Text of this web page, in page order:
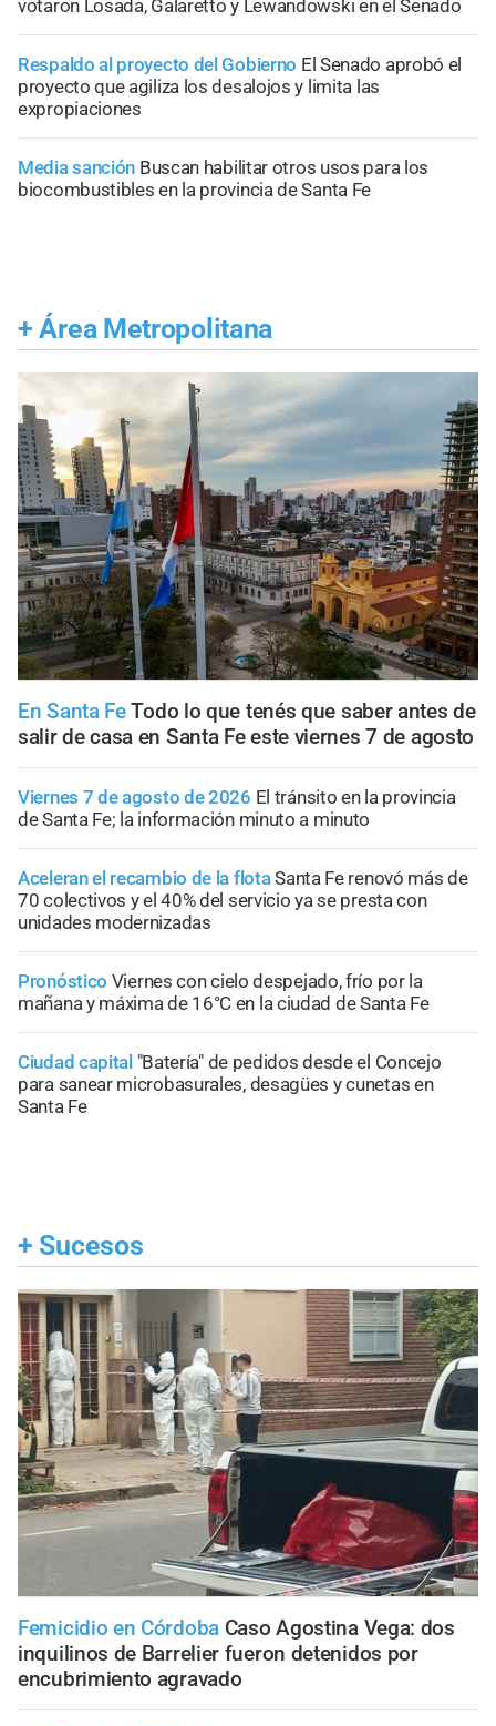
votaron Losada, Galaretto y Lewandowski en el Senado
Respaldo al proyecto del Gobierno El Senado aprobó el
proyecto que agiliza los desalojos y limita las
expropiaciones
Media sanción Buscan habilitar otros usos para los
biocombustibles en la provincia de Santa Fe
+ Área Metropolitana
En Santa FeTodo lo que tenés que saber antes de
salir de casa en Santa Fe este viernes 7 de agosto
Viernes 7 de agosto de 2026 El tránsito en la provincia
de Santa Fe; la información minuto a minuto
Aceleran el recambio de la flotaSanta Fe renovó más de
70 colectivos y el 40% del servicio ya se presta con
unidades modernizadas
Pronóstico Viernes con cielo despejado, frío por la
mañana y máxima de 16°C en la ciudad de Santa Fe
Ciudad capital "Batería" de pedidos desde el Concejo
para sanear microbasurales, desagües y cunetas en
Santa Fe
+ Sucesos
Femicidio en Córdoba Caso Agostina Vega: dos
inquilinos de Barrelier fueron detenidos por
encubrimiento agravado